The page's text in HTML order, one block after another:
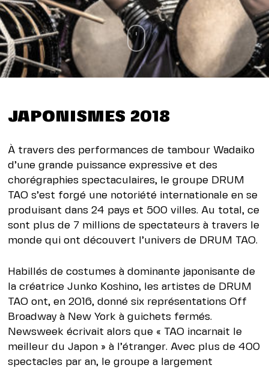
JAPONISMES 2018
À travers des performances de tambour Wadaiko
d’une grande puissance expressive et des
chorégraphies spectaculaires, le groupe DRUM
TAO s’est forgé une notoriété internationale en se
produisant dans 24 pays et 500 villes. Au total, ce
sont plus de 7 millions de spectateurs à travers le
monde qui ont découvert l’univers de DRUM TAO.
Habillés de costumes à dominante japonisante de
la créatrice Junko Koshino, les artistes de DRUM
TAO ont, en 2016, donné six représentations Off
Broadway à New York à guichets fermés.
Newsweek écrivait alors que « TAO incarnait le
meilleur du Japon » à l’étranger. Avec plus de 400
spectacles par an, le groupe a largement